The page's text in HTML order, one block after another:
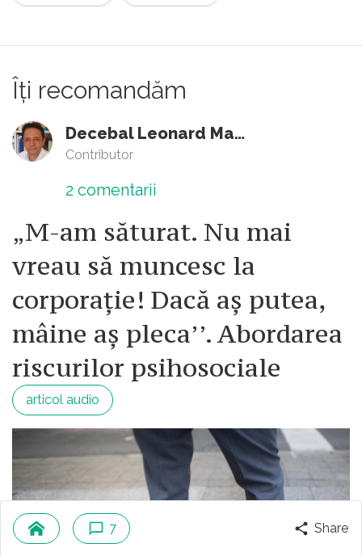
Îți recomandăm
Decebal Leonard Marin
Contributor
2 comentarii
„M-am săturat. Nu mai
vreau să muncesc la
corporație! Dacă aș putea,
mâine aș pleca’’. Abordarea
riscurilor psihosociale
articol audio
7 Share